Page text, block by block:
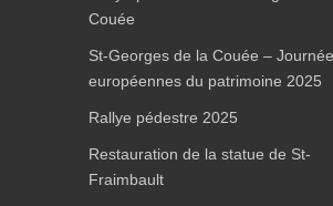
Couée
St-Georges de la Couée –
européennes du patrimoine 2025
Rallye pédestre 2025
Restauration de la statue de St-
Fraimbault